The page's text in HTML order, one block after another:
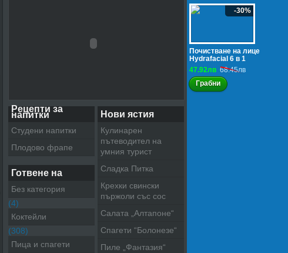
-30%
Почистване на лице
Hydrafacial 6 в 1
47.92лв 68.45лв
Грабни
Нови ястия
Кулинарен
пътеводител на
умния турист
Сладка Питка
Крехки свински
пържоли със сос
Салата „Алтапоне“
Спагети “Болонезе“
Пиле „Фантазия“
Рецепти за
напитки
Студени напитки
Плодово фрапе
Готвене на
Без категория
(4)
Коктейли
(308)
Пица и спагети